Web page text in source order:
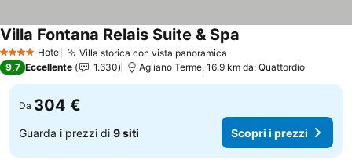
4 Stelle Hotel Villa storica con vista panoramica
Villa Fontana Relais Suite & Spa
9,7 Eccellente 1.630 Agliano Terme, 16.9 km da: Quattordio
Da 304 €
Guarda i prezzi di 9 siti Scopri i prezzi